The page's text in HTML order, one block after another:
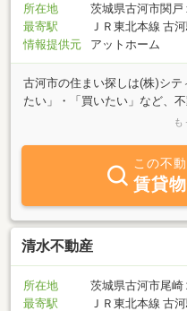
所在地
茨城県古河市関戸
最寄駅
ＪＲ東北本線 古
情報提供元
アットホーム
古河市の住まい探しは(株)シテ
たい」・「買いたい」など、
相談ください。専門スタッフ
この不
賃貸
清水不動産
所在地
茨城県古河市尾崎
最寄駅
ＪＲ東北本線 古